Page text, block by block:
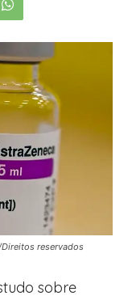
Direitos reservados
sobre